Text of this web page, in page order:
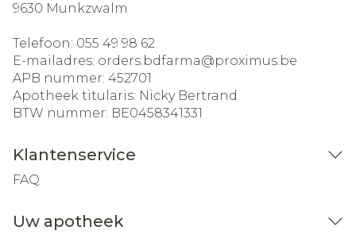
9630 Munkzwalm
Telefoon: 055 49 98 62
E-mailadres: orders.bdfarma@proximus.be
APB nummer: 452701
Apotheek titularis: Nicky Bertrand
BTW nummer: BE0458341331
Klantenservice
FAQ
Uw apotheek